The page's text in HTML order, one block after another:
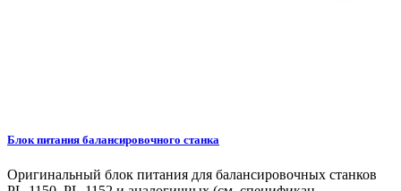
Блок питания балансировочного станка
Оригинальный блок питания для балансировочных станков